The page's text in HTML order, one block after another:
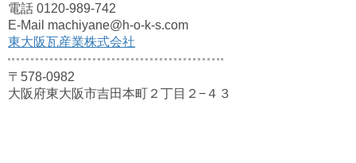
電話 0120-989-742
E-Mail machiyane@h-o-k-s.com
東大阪瓦産業株式会社
〒578-0982
大阪府東大阪市吉田本町２丁目２−４３